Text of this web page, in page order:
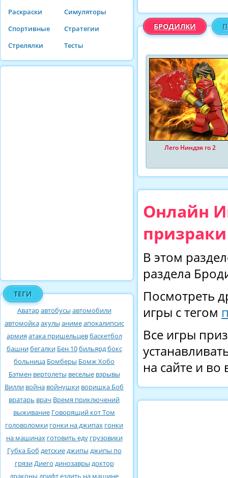
Раскраски
Симуляторы
Спортивные
Стратегии
Стрелялки
Тесты
ТЕГИ
Аватаравтобусы автомобили
автомойкаакулы анимеапокалипсис
армия атака пришельцевбаскетбол
башнибегалки Бен 10бильярдбокс
больница Бомберы Бомж Хобо
Бэтмен вертолеты веселые взрывы
Вилли война войнушки воришка Боб
вратарь врач Время приключений
выживание Говорящий кот Том
головоломки гонки на джипах гонки
на машинах готовить еду грузовики
Губка Боб детскиеджипы джипы по
грязиДиего динозавры доктор
драконы дрифтездить на машине
БРОДИЛКИ
Лего Ниндзя го 2
Онлайн
В этом
раздела
Посмотреть
игры с тегом
Все игры
на сайте и